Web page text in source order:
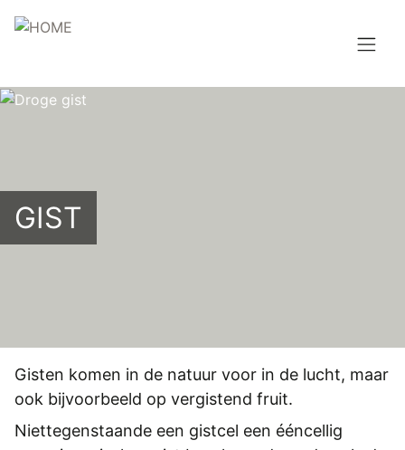
en
inhoud
Topmenu
INLOGGEN
REGISTREREN
Hoofdnavigatie
GIST
Gisten komen in de natuur voor in de lucht, maar
ook bijvoorbeeld op vergistend fruit.
Niettegenstaande een gistcel een ééncellig